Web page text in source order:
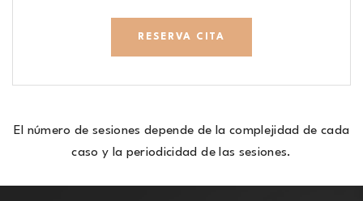
RESERVA CITA
El número de sesiones depende de la complejidad de cada
caso y la periodicidad de las sesiones.